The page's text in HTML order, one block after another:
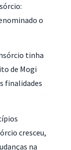
o
tinha
de Mogi
finalidades
cresceu,
na